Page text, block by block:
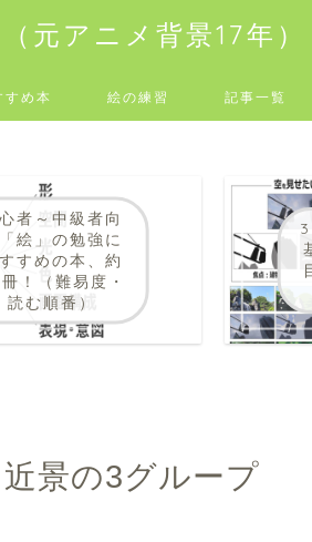
元アニメ背景17年）
すめ本 絵の練習 記事一覧
者～中級者向
絵」の勉強に
すめの本、約
！（難易度・
読む順番）
景の3グループ